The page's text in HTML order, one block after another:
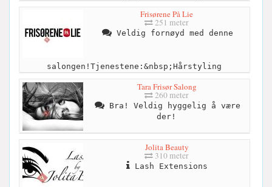
Frisørene På Lie
251 meter
Veldig fornøyd med denne
salongen!Tjenestene:&nbsp;Hårstyling
Tara Frisør Salong
260 meter
Bra! Veldig hyggelig å være
der!
Jolita Beauty
310 meter
Lash Extensions